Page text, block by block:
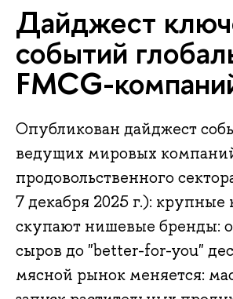
Дайджест
событий
FMCG-
Опубликован дайджест
ведущих мировых
продовольственного
7 декабря 2025 г.):
скупают нишевые бренды:
сыров до "better-for-you"
мясной рынок меняется: